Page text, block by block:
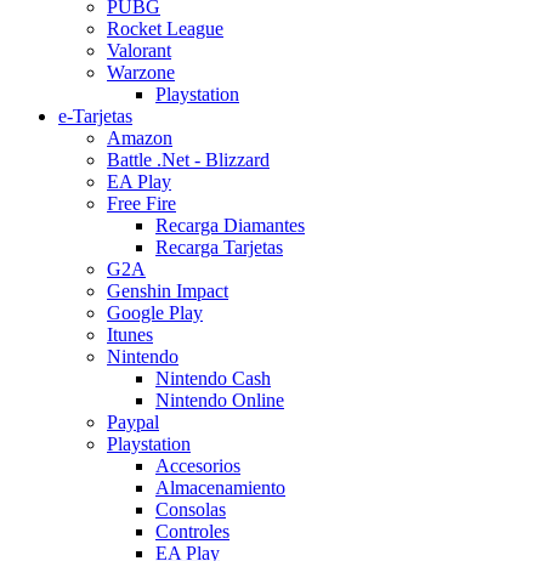
PUBG
Rocket League
Valorant
Warzone
Playstation
e-Tarjetas
Amazon
Battle .Net - Blizzard
EA Play
Free Fire
Recarga Diamantes
Recarga Tarjetas
G2A
Genshin Impact
Google Play
Itunes
Nintendo
Nintendo Cash
Nintendo Online
Paypal
Playstation
Accesorios
Almacenamiento
Consolas
Controles
EA Play